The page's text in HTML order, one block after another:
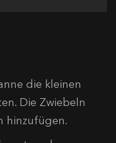
die kleinen
Die Zwiebeln
hinzufügen.